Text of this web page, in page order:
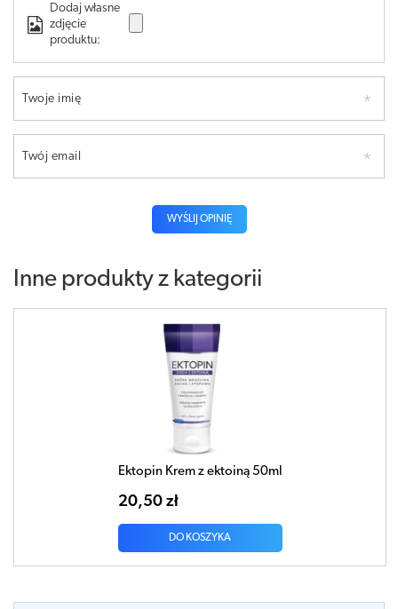
Dodaj własne
zdjęcie
produktu:
Twoje imię
Twój email
WYŚLIJ OPINIĘ
Inne produkty z kategorii
Ektopin Krem z ektoiną 50ml
20,50 zł
DO KOSZYKA